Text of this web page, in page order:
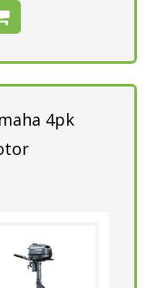
4pk